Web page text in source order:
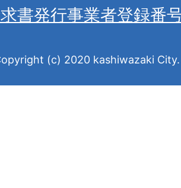
書発行事業者登録番
(c) 2020 kashiwazaki